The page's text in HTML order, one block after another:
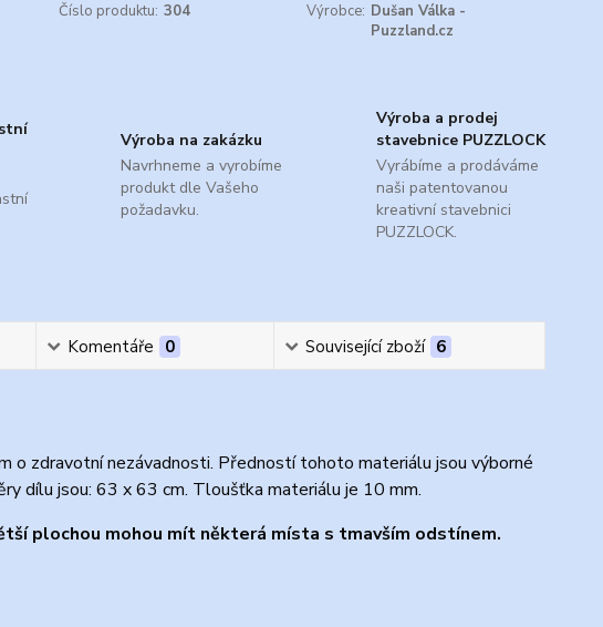
Číslo produktu: 304 Výrobce: Dušan Válka -
Puzzland.cz
Výroba na zakázku
Navrhneme a vyrobíme
produkt dle Vašeho
požadavku.
Výroba a prodej
stavebnice PUZZLOCK
Vyrábíme a prodáváme
naši patentovanou
kreativní stavebnici
PUZZLOCK.
Komentáře 0 Související zboží 6
o zdravotní nezávadnosti. Předností tohoto materiálu jsou výborné
dílu jsou: 63 x 63 cm. Tloušťka materiálu je 10 mm.
plochou mohou mít některá místa s tmavším odstínem.